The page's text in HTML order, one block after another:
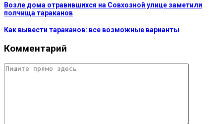
Возле дома отравившихся на Совхозной улице заметили
полчища тараканов
Как вывести тараканов: все возможные варианты
Комментарий